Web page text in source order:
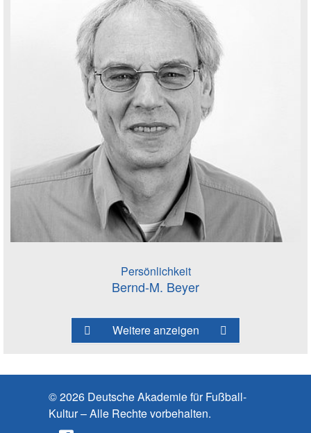
Persönlichkeit
Bernd-M. Beyer
Weitere anzeigen
© 2026 Deutsche Akademie für Fußball-
Kultur – Alle Rechte vorbehalten.